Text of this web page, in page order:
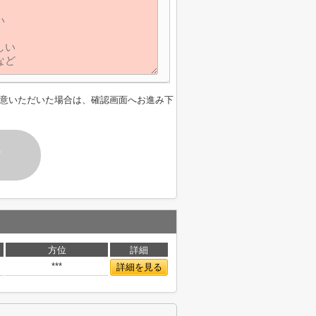
いただいた場合は、確認画面へお進み下
方位
詳細
***
詳細を見る